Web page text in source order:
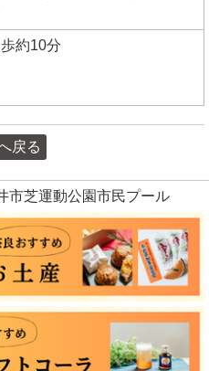
約10分
戻る
市芝運動公園市民プール